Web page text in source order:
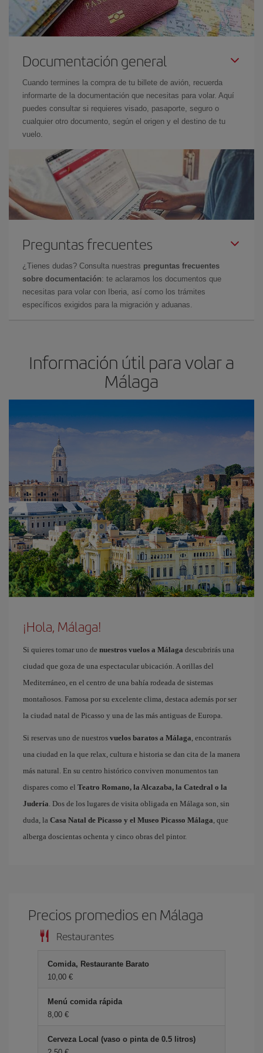
Documentación general
Cuando termines la compra de tu billete de avión, recuerda
informarte de la documentación que necesitas para volar. Aquí
puedes consultar si requieres visado, pasaporte, seguro o
cualquier otro documento, según el origen y el destino de tu
vuelo.
Preguntas frecuentes
¿Tienes dudas? Consulta nuestras preguntas frecuentes
sobre documentación: te aclaramos los documentos que
necesitas para volar con Iberia, así como los trámites
específicos exigidos para la migración y aduanas.
Información útil para volar a
Málaga
¡Hola, Málaga!
Si quieres tomar uno de nuestros vuelos a Málaga descubrirás una
ciudad que goza de una espectacular ubicación. A orillas del
Mediterráneo, en el centro de una bahía rodeada de sistemas
montañosos. Famosa por su excelente clima, destaca además por ser
la ciudad natal de Picasso y una de las más antiguas de Europa.
Si reservas uno de nuestros vuelos baratos a Málaga, encontrarás
una ciudad en la que relax, cultura e historia se dan cita de la manera
más natural. En su centro histórico conviven monumentos tan
dispares como el Teatro Romano, la Alcazaba, la Catedral o la
Judería. Dos de los lugares de visita obligada en Málaga son, sin
duda, la Casa Natal de Picasso y el Museo Picasso Málaga, que
alberga doscientas ochenta y cinco obras del pintor.
Precios promedios en Málaga
Restaurantes
Comida, Restaurante Barato
10,00 €
Menú comida rápida
8,00 €
Cerveza Local (vaso o pinta de 0.5 litros)